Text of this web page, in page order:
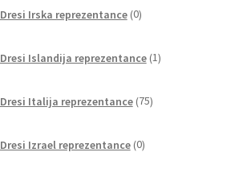
Dresi Irska reprezentance 0izdelkov
Dresi Islandija reprezentance 1izdelek
Dresi Italija reprezentance 75izdelkov
Dresi Izrael reprezentance 0izdelkov